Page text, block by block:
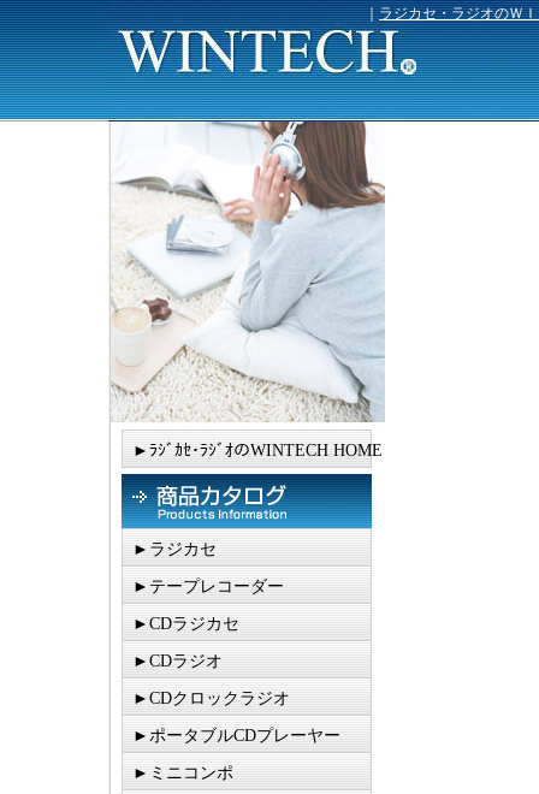
｜ラジカセ・ラジオのＷ
►ﾗｼﾞｶｾ･ﾗｼﾞｵのWINTECH HOME
►ラジカセ
►テープレコーダー
►CDラジカセ
►CDラジオ
►CDクロックラジオ
►ポータブルCDプレーヤー
►ミニコンポ